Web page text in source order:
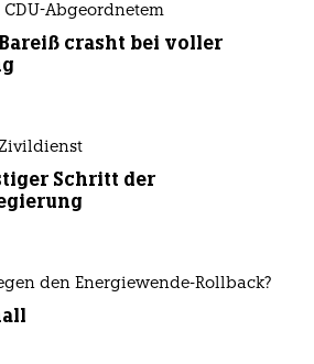
Abgeordnetem
crasht bei voller
Schritt der
den Energiewende-Rollback?